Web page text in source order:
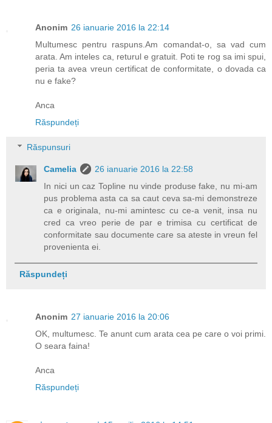
Anonim 26 ianuarie 2016 la 22:14
Multumesc pentru raspuns.Am comandat-o, sa vad cum
arata. Am inteles ca, returul e gratuit. Poti te rog sa imi spui,
peria ta avea vreun certificat de conformitate, o dovada ca
nu e fake?
Anca
Răspundeți
Răspunsuri
Camelia
26 ianuarie 2016 la 22:58
In nici un caz Topline nu vinde produse fake, nu mi-am
pus problema asta ca sa caut ceva sa-mi demonstreze
ca e originala, nu-mi amintesc cu ce-a venit, insa nu
cred ca vreo perie de par e trimisa cu certificat de
conformitate sau documente care sa ateste in vreun fel
provenienta ei.
Răspundeți
Anonim 27 ianuarie 2016 la 20:06
OK, multumesc. Te anunt cum arata cea pe care o voi primi.
O seara faina!
Anca
Răspundeți